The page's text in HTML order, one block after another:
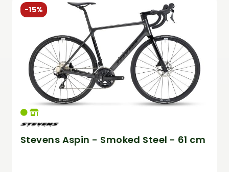
-15%
Stevens Aspin - Smoked Steel - 61 cm